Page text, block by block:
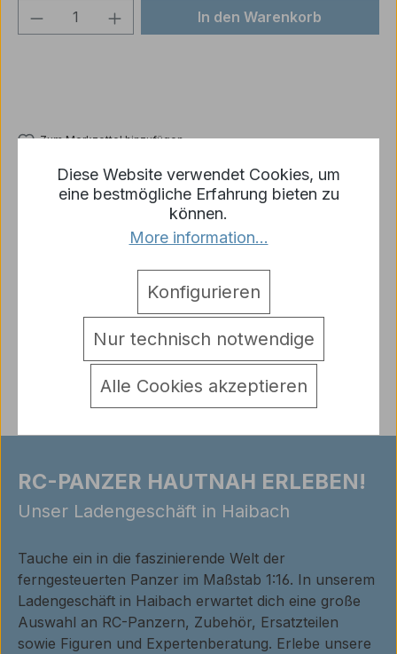
Produkt Anzahl: Gib denIn den Warenkorb
Zum Merkzettel hinzufügen
Produktnummer: MT138-R3-03A
1 x Turmluke aus Metall für StuG 3 Panzer 1:16
Warnhinweise
Bewertungen
RC-PANZER HAUTNAH ERLEBEN!
Unser Ladengeschäft in Haibach
Tauche ein in die faszinierende Welt der
ferngesteuerten Panzer im Maßstab 1:16. In unserem
Ladengeschäft in Haibach erwartet dich eine große
Auswahl an RC-Panzern, Zubehör, Ersatzteilen
sowie Figuren und Expertenberatung. Erlebe unsere
Diese Website verwendet Cookies, um
eine bestmögliche Erfahrung bieten zu
können.
More information...
Nur technisch notwendige
Konfigurieren
Alle Cookies akzeptieren